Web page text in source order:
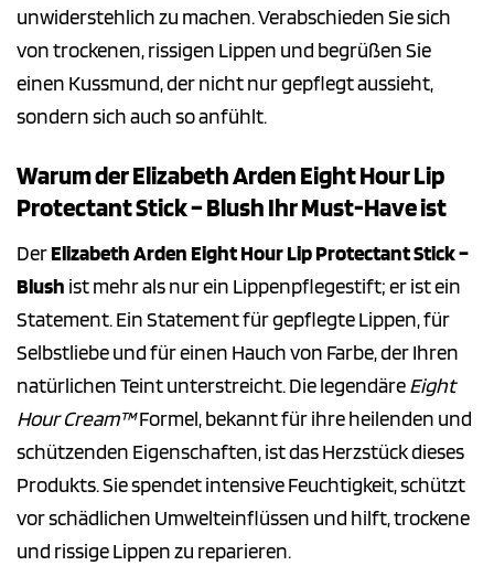
unwiderstehlich zu machen. Verabschieden Sie sich
von trockenen, rissigen Lippen und begrüßen Sie
einen Kussmund, der nicht nur gepflegt aussieht,
sondern sich auch so anfühlt.
Warum der Elizabeth Arden Eight Hour Lip
Protectant Stick – Blush Ihr Must-Have ist
DerElizabeth Arden Eight Hour Lip Protectant Stick –
Blush ist mehr als nur ein Lippenpflegestift; er ist ein
Statement. Ein Statement für gepflegte Lippen, für
Selbstliebe und für einen Hauch von Farbe, der Ihren
natürlichen Teint unterstreicht. Die legendäreEight
Hour Cream™Formel, bekannt für ihre heilenden und
schützenden Eigenschaften, ist das Herzstück dieses
Produkts. Sie spendet intensive Feuchtigkeit, schützt
vor schädlichen Umwelteinflüssen und hilft, trockene
und rissige Lippen zu reparieren.